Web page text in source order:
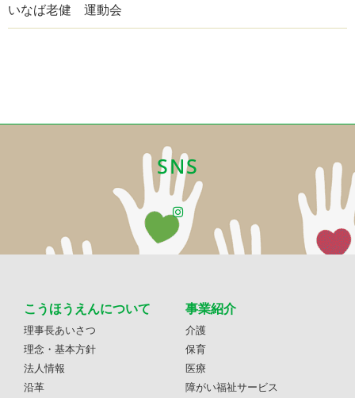
いなば老健 運動会
SNS
こうほうえんについて
理事長あいさつ
理念・基本方針
法人情報
沿革
事業紹介
介護
保育
医療
障がい福祉サービス